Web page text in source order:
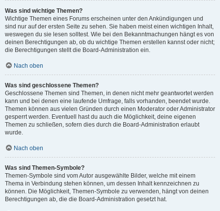
Was sind wichtige Themen?
Wichtige Themen eines Forums erscheinen unter den Ankündigungen und
sind nur auf der ersten Seite zu sehen. Sie haben meist einen wichtigen Inhalt,
weswegen du sie lesen solltest. Wie bei den Bekanntmachungen hängt es von
deinen Berechtigungen ab, ob du wichtige Themen erstellen kannst oder nicht;
die Berechtigungen stellt die Board-Administration ein.
Nach oben
Was sind geschlossene Themen?
Geschlossene Themen sind Themen, in denen nicht mehr geantwortet werden
kann und bei denen eine laufende Umfrage, falls vorhanden, beendet wurde.
Themen können aus vielen Gründen durch einen Moderator oder Administrator
gesperrt werden. Eventuell hast du auch die Möglichkeit, deine eigenen
Themen zu schließen, sofern dies durch die Board-Administration erlaubt
wurde.
Nach oben
Was sind Themen-Symbole?
Themen-Symbole sind vom Autor ausgewählte Bilder, welche mit einem
Thema in Verbindung stehen können, um dessen Inhalt kennzeichnen zu
können. Die Möglichkeit, Themen-Symbole zu verwenden, hängt von deinen
Berechtigungen ab, die die Board-Administration gesetzt hat.